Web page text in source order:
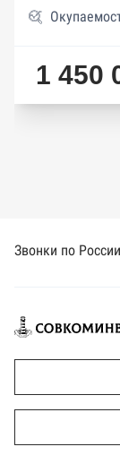
1 450
Звонки по